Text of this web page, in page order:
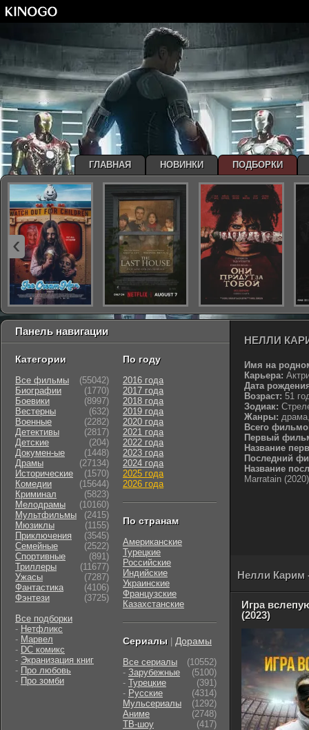
НЕЛЛИ
Имя на
Карьера:
Дата
Возраст: 51
Зодиак:
Жанры:
Всего
Первый
Название
Последний
Название
Marratain (2020)
Нелли
Игра
(2023)
Панель навигации
Категории
Все фильмы
(55042)
Биографии
(1770)
Боевики
(8997)
Вестерны
(632)
Военные
(2282)
Детективы
(2817)
Детские
(204)
Докумен-ые
(1448)
Драмы
(27134)
Исторические
(1570)
Комедии
(15644)
Криминал
(5823)
Мелодрамы
(10160)
Мультфильмы
(2415)
Мюзиклы
(1155)
Приключения
(3545)
Семейные
(2522)
Cпортивные
(891)
Триллеры
(11677)
Ужасы
(7287)
Фантастика
(4106)
Фэнтези
(3725)
Все подборки
- Нетфликс
- Марвел
- DC комикс
- Экранизация книг
- Про любовь
- Про зомби
По году
2016 года
2017 года
2018 года
2019 года
2020 года
2021 года
2022 года
2023 года
2024 года
2025 года
2026 года
По странам
Американские
Турецкие
Российские
Индийские
Украинские
Французские
Казахстанские
Сериалы Дорамы
Все сериалы
(10552)
- Зарубежные
(5100)
- Турецкие
(391)
- Русские
(4314)
Мульсериалы
(1292)
Аниме
(2748)
ТВ-шоу
(417)
ГЛАВНАЯ НОВИНКИ ПОДБОРКИ
‹